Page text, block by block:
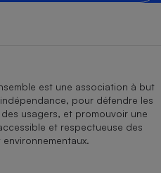
est une association à but
pour défendre les
usagers, et promouvoir une
et respectueuse des